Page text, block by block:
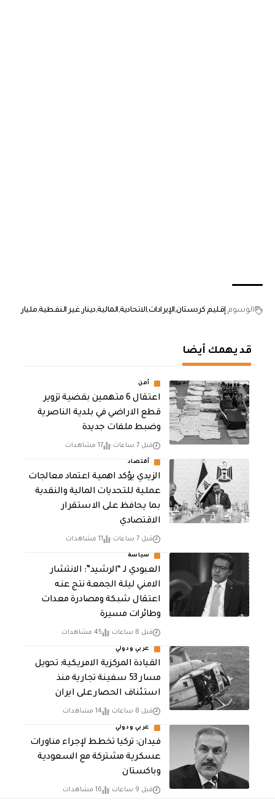
الوسوم إقليم كردستان الإيراداتالاتحادية المالية دينار غير النفطية مليار
قد يهمك أيضا
أمن
اعتقال 6 متهمين بقضية تزوير
قطع الاراضي في بلدية الناصرية
وضبط ملفات جديدة
قبل 7 ساعات 17 مشاهدات
أقتصاد
الزيدي يؤكد اهمية اعتماد معالجات
عملية للتحديات المالية والنقدية
بما يحافظ على الاستقرار
الاقتصادي
قبل 7 ساعات 11 مشاهدات
سياسة
العبودي لـ “الرشيد”: الانتشار
الامني ليلة الجمعة نتج عنه
اعتقال شبكة ومصادرة معدات
وطائرات مسيرة
قبل 8 ساعات 45 مشاهدات
عربي ودولي
القيادة المركزية الامريكية: تحويل
مسار 53 سفينة تجارية منذ
استئناف الحصار على ايران
قبل 8 ساعات 14 مشاهدات
عربي ودولي
فيدان: تركيا تخطط لإجراء مناورات
عسكرية مشتركة مع السعودية
وباكستان
قبل 9 ساعات 16 مشاهدات